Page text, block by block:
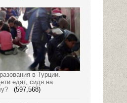
в Турции.
едят, сидя на
(597,568)